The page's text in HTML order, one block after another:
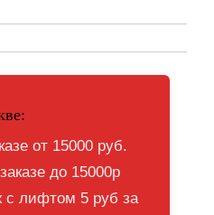
от 15000 руб.
до 15000р
с лифтом 5 руб за